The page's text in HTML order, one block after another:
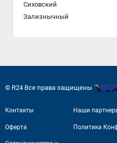
Сиховский
Зализнычный
© R24 Все права защищены
Контакты Наши
Оферта Политика